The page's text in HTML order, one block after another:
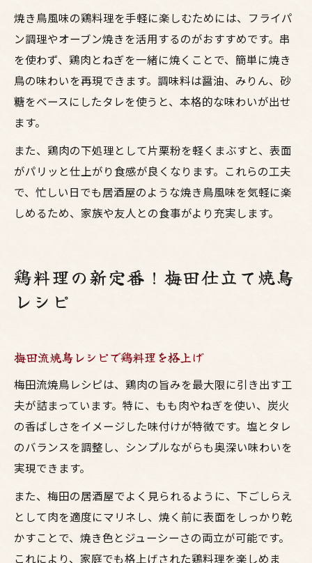
焼き鳥風味の鶏料理を手軽に楽しむためには、フライパ
ン調理やオーブン焼きを活用するのがおすすめです。串
を使わず、鶏肉とねぎを一緒に焼くことで、簡単に焼き
鳥の味わいを再現できます。調味料は醤油、みりん、砂
糖をベースにしたタレを使うと、本格的な味わいが出せ
ます。
また、鶏肉の下処理として片栗粉を軽くまぶすと、表面
がパリッと仕上がり食感が良くなります。これらの工夫
で、忙しい日でも居酒屋のような焼き鳥風味を気軽に楽
しめるため、家族や友人との食事がより充実します。
鶏料理の新定番！梅田仕立て焼鳥
レシピ
梅田流焼鳥レシピで鶏料理を格上げ
梅田流焼鳥レシピは、鶏肉の旨みを最大限に引き出す工
夫が詰まっています。特に、もも肉やねぎを使い、炭火
の香ばしさをイメージした味付けが特徴です。塩とタレ
のバランスを調整し、シンプルながらも奥深い味わいを
実現できます。
また、梅田の居酒屋でよく見られるように、下ごしらえ
として肉を適度にマリネし、焼く前に表面をしっかり乾
かすことで、焼き色とジューシーさの両立が可能です。
これにより、家庭でも格上げされた鶏料理を楽しめま